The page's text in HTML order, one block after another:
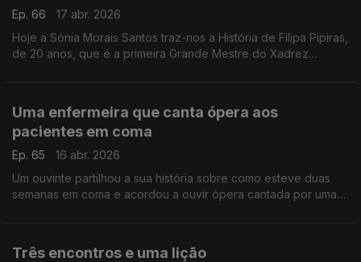
Ep. 66
17 abr. 2026
Hoje a Sónia Morais Santos traz-nos a História de Filipa Pipiras,
de 20 anos, que é a primeira Grande Mestre do Xadrez
Uma enfermeira que canta ópera aos
pacientes em coma
Ep. 65
16 abr. 2026
Um ouvinte partilhou a sua história sobre como esteve duas
semanas em coma e acordou a ouvir ópera cantada por uma
Três encontros e uma lição